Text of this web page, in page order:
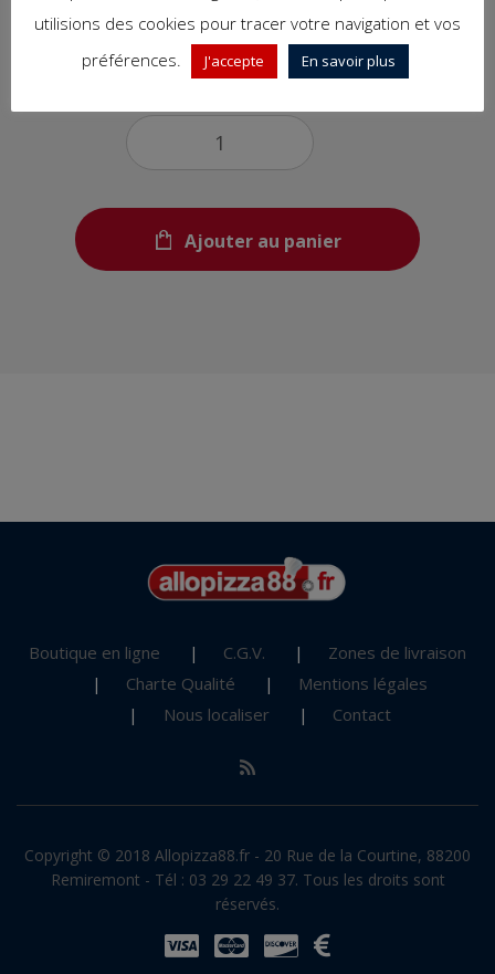
2,00€
Quantité
Ajouter au panier
Boutique en ligne C.G.V.
Zones de livraison
Charte Qualité
Mentions légales
Nous localiser
Contact
Copyright © 2018 Allopizza88.fr - 20 Rue de la Courtine, 88200
Remiremont - Tél : 03 29 22 49 37. Tous les droits sont
réservés.
utilisions des cookies pour tracer votre navigation et vos
préférences.
J'accepte En savoir plus